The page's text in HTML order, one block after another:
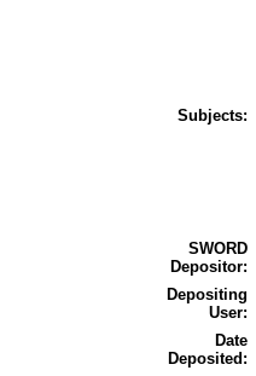
Subjects:
SWORD
Depositor:
Depositing
User:
Date
Deposited: